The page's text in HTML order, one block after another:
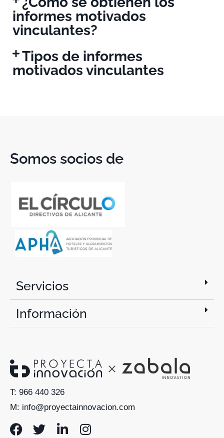
informes motivados
vinculantes?
Tipos de informes
motivados vinculantes
Somos socios de
Servicios
Información
T: 966 440 326
M: info@proyectainnovacion.com